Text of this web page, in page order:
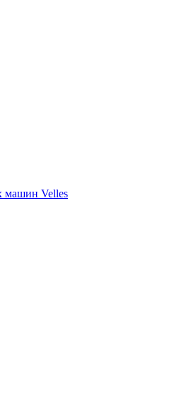
машин Velles